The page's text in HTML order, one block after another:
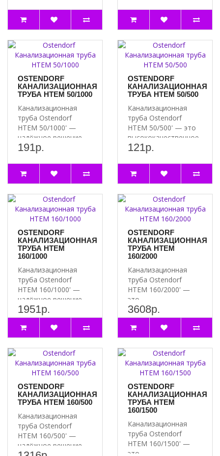
OSTENDORF
КАНАЛИЗАЦИОННАЯ
ТРУБА HTEM 50/1000
Канализационная
труба Ostendorf
HTEM 50/1000' —
надёжное решение
для вашей
191р.
OSTENDORF
КАНАЛИЗАЦИОННАЯ
ТРУБА HTEM 50/500
Канализационная
труба Ostendorf
HTEM 50/500' — это
высококачественное
решение для систем
121р.
OSTENDORF
КАНАЛИЗАЦИОННАЯ
ТРУБА HTEM
160/1000
Канализационная
труба Ostendorf
HTEM 160/1000' —
надёжное решение
для вашей
канализации ..
1951р.
OSTENDORF
КАНАЛИЗАЦИОННАЯ
ТРУБА HTEM
160/2000
Канализационная
труба Ostendorf
HTEM 160/2000' —
это
высококачественный
и надёжный продукт..
3608р.
OSTENDORF
КАНАЛИЗАЦИОННАЯ
ТРУБА HTEM 160/500
Канализационная
труба Ostendorf
HTEM 160/500' —
надёжное решение
OSTENDORF
КАНАЛИЗАЦИОННАЯ
ТРУБА HTEM
160/1500
Канализационная
труба Ostendorf
HTEM 160/1500' —
это